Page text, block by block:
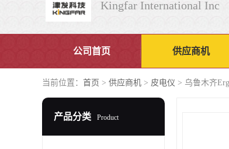
Kingfar International Inc
公司首页 供应商机
当前位置： 首页 > 供应商机 > 皮电仪 > 乌鲁木齐
产品分类 Product